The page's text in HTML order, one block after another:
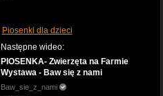
Piosenki dla dzieci
Następne wideo:
PIOSENKA- Zwierzęta na Farmie
Wystawa - Baw się z nami
Baw_sie_z_nami